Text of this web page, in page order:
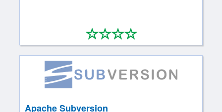
****
0/4
Apache Subversion